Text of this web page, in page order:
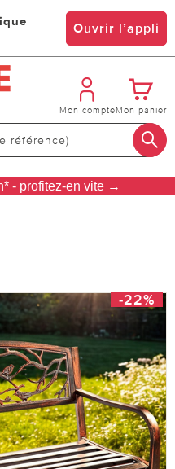
Ouvrir l’appli
Mon compteMon panier
- profitez-en vite →
-22%